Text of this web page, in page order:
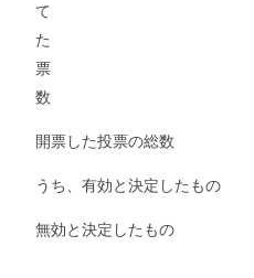
て
た
票
数
開票した投票の総数
うち、有効と決定したもの
無効と決定したもの